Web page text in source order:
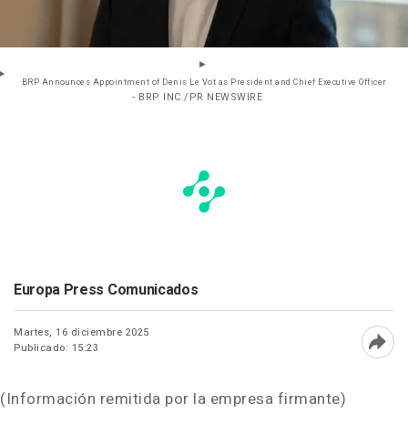
BRP Announces Appointment of Denis Le Vot as President and Chief Executive Officer
- BRP INC./PR NEWSWIRE
Europa Press Comunicados
Martes, 16 diciembre 2025
Publicado: 15:23
(Información remitida por la empresa firmante)